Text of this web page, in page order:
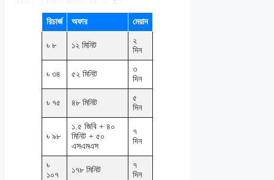
রিচার্জ অফার মেয়াদ
৳ ৮ ১২ মিনিট
২
দিন
৳ ৩৪ ৫২ মিনিট
৩
দিন
৳ ৭৫ ৪৮ মিনিট
৫
দিন
৳ ৯৮
১.৫ জিবি + ৪০
মিনিট + ৫০
এসএমএস
৭
দিন
৳
১০৭
১৭৮ মিনিট
৭
দিন